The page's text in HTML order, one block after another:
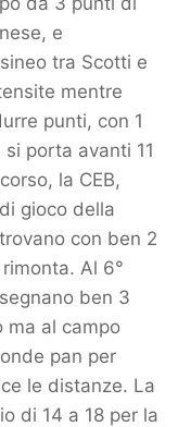
e
tra Scotti e
mentre
punti, con 1
si porta avanti 11
la CEB,
gioco della
con ben 2
Al 6°
ben 3
ma al campo
pan per
le distanze. La
di 14 a 18 per la